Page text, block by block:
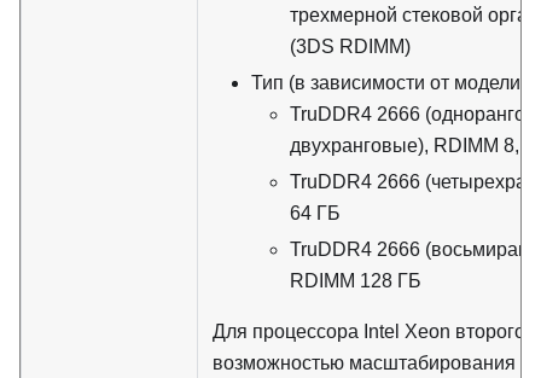
трехмерной стековой
(3DS RDIMM)
Тип (в зависимости от модели):
TruDDR4 2666
двухранговые), RDIMM 8,
TruDDR4 2666
64 ГБ
TruDDR4 2666
RDIMM 128 ГБ
Для процессора Intel Xeon второго
возможностью масштабирования